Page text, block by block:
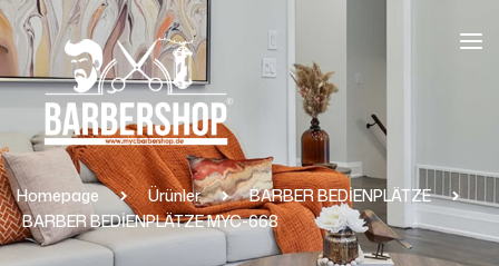
Homepage Ürünler
BARBER BEDİENPLÄTZE
BARBER BEDİENPLÄTZE MYC-668